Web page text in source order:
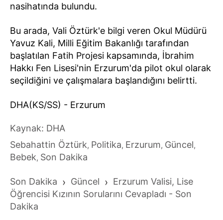
nasihatında bulundu.
Bu arada, Vali Öztürk'e bilgi veren Okul Müdürü
Yavuz Kali, Milli Eğitim Bakanlığı tarafından
başlatılan Fatih Projesi kapsamında, İbrahim
Hakkı Fen Lisesi'nin Erzurum'da pilot okul olarak
seçildiğini ve çalışmalara başlandığını belirtti.
DHA(KS/SS) - Erzurum
Kaynak: DHA
Sebahattin Öztürk, Politika, Erzurum, Güncel,
Bebek, Son Dakika
Son Dakika › Güncel › Erzurum Valisi, Lise
Öğrencisi Kızının Sorularını Cevapladı - Son
Dakika